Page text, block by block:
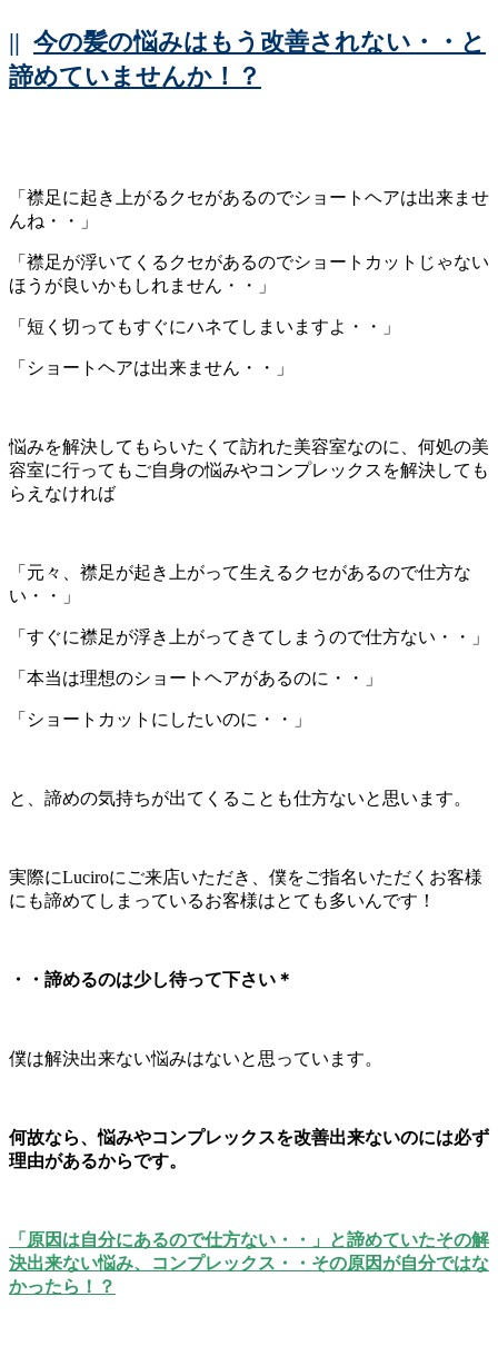
|| 今の髪の悩みはもう改善されない・・と
諦めていませんか！？
「襟足に起き上がるクセがあるのでショートヘアは出来ませ
んね・・」
「襟足が浮いてくるクセがあるのでショートカットじゃない
ほうが良いかもしれません・・」
「短く切ってもすぐにハネてしまいますよ・・」
「ショートヘアは出来ません・・」
悩みを解決してもらいたくて訪れた美容室なのに、何処の美
容室に行ってもご自身の悩みやコンプレックスを解決しても
らえなければ
「元々、襟足が起き上がって生えるクセがあるので仕方な
い・・」
「すぐに襟足が浮き上がってきてしまうので仕方ない・・」
「本当は理想のショートヘアがあるのに・・」
「ショートカットにしたいのに・・」
と、諦めの気持ちが出てくることも仕方ないと思います。
実際にLuciroにご来店いただき、僕をご指名いただくお客様
にも諦めてしまっているお客様はとても多いんです！
・・諦めるのは少し待って下さい＊
僕は解決出来ない悩みはないと思っています。
何故なら、悩みやコンプレックスを改善出来ないのには必ず
理由があるからです。
「原因は自分にあるので仕方ない・・」と諦めていたその解
決出来ない悩み、コンプレックス・・その原因が自分ではな
かったら！？